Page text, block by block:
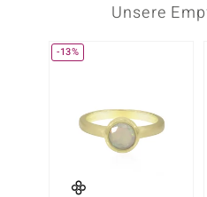
Unsere
-13%